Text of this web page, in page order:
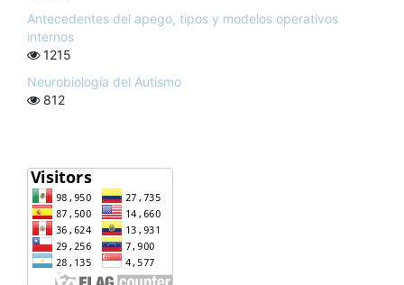
Antecedentes del apego, tipos y modelos operativos
internos
1215
Neurobiología del Autismo
812